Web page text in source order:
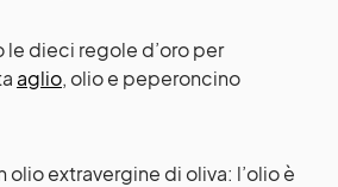
le dieci regole d’oro per
aglio, olio e peperoncino
olio extravergine di oliva: l’olio è